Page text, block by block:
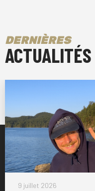
DERNIÈRES
ACTUALITÉS
9 juillet 2026